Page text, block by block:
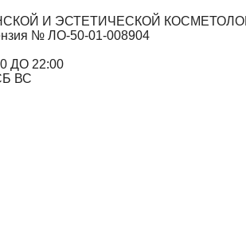
И ЭСТЕТИЧЕСКОЙ
№ ЛО-50-01-008904
ДО 22:00
ВС